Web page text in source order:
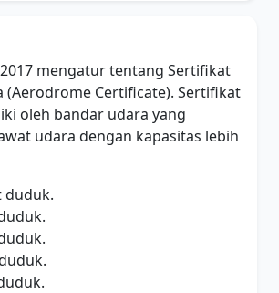
mengatur tentang Sertifikat
(Aerodrome Certificate). Sertifikat
oleh bandar udara yang
udara dengan kapasitas lebih
duduk.